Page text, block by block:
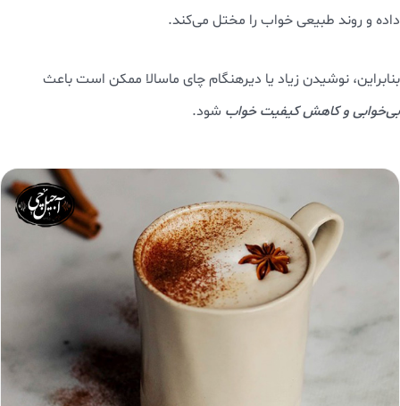
داده و روند طبیعی خواب را مختل می‌کند.
بنابراین، نوشیدن زیاد یا دیرهنگام چای ماسالا ممکن است باعث
بی‌خوابی و کاهش کیفیت خواب شود.